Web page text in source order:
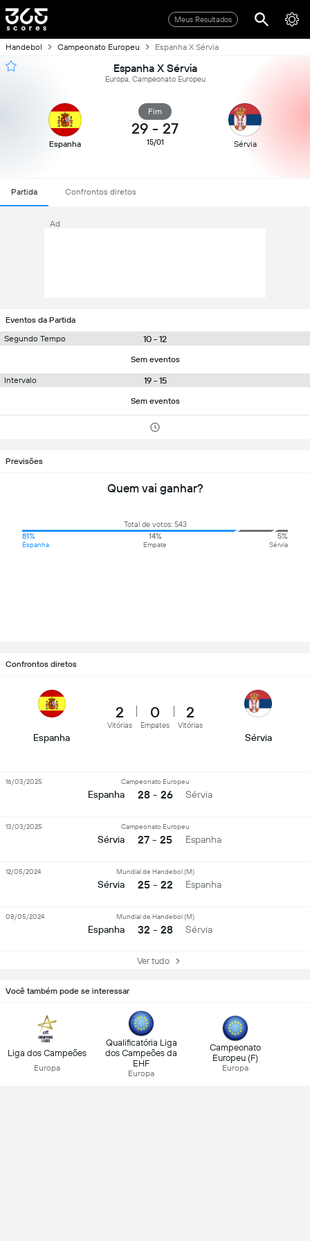
Meus Resultados
Handebol Campeonato Europeu Espanha X Sérvia
Espanha X Sérvia
Europa, Campeonato Europeu
Espanha
Fim
29 - 27
15/01 Sérvia
Partida Confrontos diretos
Ad
Eventos da Partida
Segundo Tempo
10 - 12
Sem eventos
Intervalo 19 - 15
Sem eventos
Previsões
Quem vai ganhar?
Total de votos: 543
81%
Espanha
14%
Empate
5%
Sérvia
Confrontos diretos
Espanha
2
Vitórias
0
Empates
2
Vitórias
Sérvia
Espanha
Campeonato Europeu
28 - 26 Sérvia
16/03/2025
Sérvia
Campeonato Europeu
27 - 25 Espanha
13/03/2025
Sérvia
Mundial de Handebol (M)
25 - 22 Espanha
12/05/2024
Espanha
Mundial de Handebol (M)
32 - 28 Sérvia
08/05/2024
Ver tudo
Você também pode se interessar
Liga dos Campeões
Europa
Qualificatória Liga
dos Campeões da
EHF
Europa
Campeonato
Europeu (F)
Europa